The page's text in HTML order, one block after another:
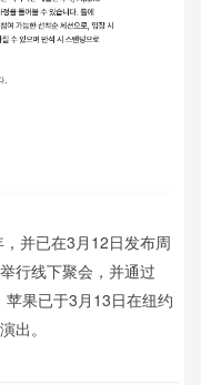
并已在3月12日发布周
行线下聚会，并通过
果已于3月13日在纽约
出。